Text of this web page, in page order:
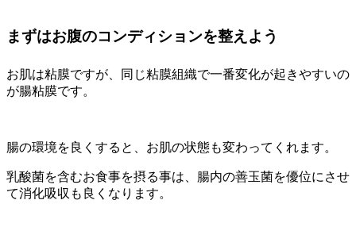
まずはお腹のコンディションを整えよう
お肌は粘膜ですが、同じ粘膜組織で一番変化が起きやすいの
が腸粘膜です。
腸の環境を良くすると、お肌の状態も変わってくれます。
乳酸菌を含むお食事を摂る事は、腸内の善玉菌を優位にさせ
て消化吸収も良くなります。